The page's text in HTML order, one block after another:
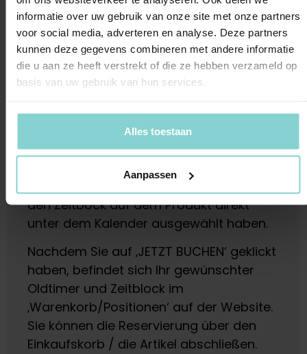
informatie over uw gebruik van onze site met onze partners
voor social media, adverteren en analyse. Deze partners
kunnen deze gegevens combineren met andere informatie
die u aan ze heeft verstrekt of die ze hebben verzameld op
basis van uw gebruik van hun services.
Alles toestaan
Aanpassen
Außerdem kommen Sie auf Ihren Routen
an vielen gastronomischen Betrieben
vorbei, bei denen Sie auf eigene Faust
bestellen können.
Wie ist das möglich? Bitte denken Sie
daran, bei Ihrer Reservierung den Zeitblock
auszuwählen.
Vergewissern Sie sich zunächst, dass Sie
den Zeitbock auf dem Produkt direkt
unter dem Kalender ausgewählt haben.
Nachdem Sie auf ‚JETZT BUCHEN‘ geklickt
haben, befindet sich Ihr gewünschter
Oldtimer und Zeitblock im
‚Warenkorb/Positionen‘ auf der Website.
Sie können die Reservierung über den
Einkaufskorb / die Artikel abschließen.